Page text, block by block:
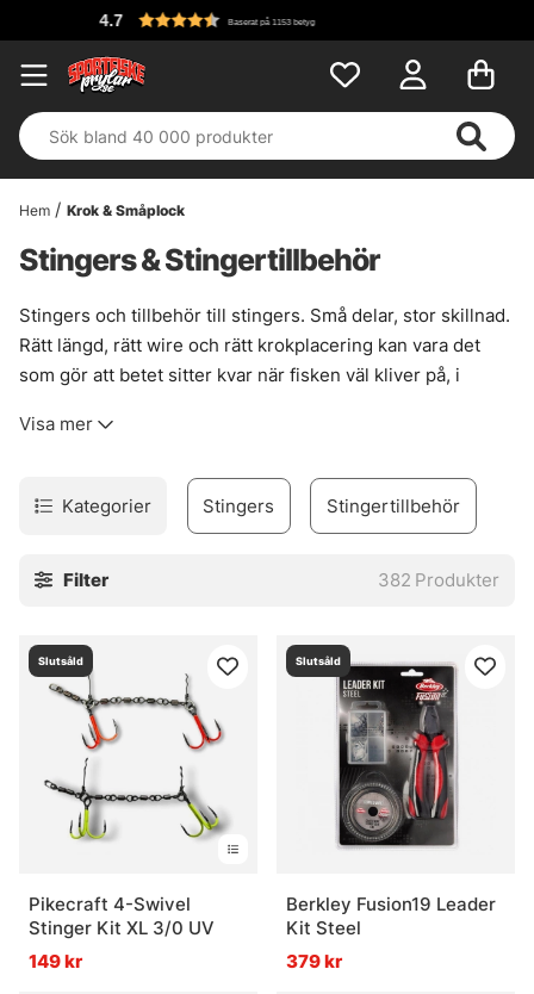
Baserat på 1153 betyg
Hem Krok & Småplock
Stingers & Stingertillbehör
Stingers och tillbehör till stingers. Små delar, stor skillnad.
Rätt längd, rätt wire och rätt krokplacering kan vara det
som gör att betet sitter kvar när fisken väl kliver på, i
färdiga lösningar för många vanliga beten, men också
finess.
För gäddfiske väljs ofta stingers i titanwire när hållbarhet
längre och blir därmed ett klokt val när fisket blir hårt och
material för den som vill anpassa känsla, vikt och
presentation mer noggrant. Lite pilligt ibland, men det är
så det är.
För den som vill bygga själv finns tillbehör som gör jobbet
enklare och mer kontrollerat. Komplettera med rätt
detaljer, så blir riggen både renare och mer pålitlig. Och
om valet känns snårigt går det bra att kika in och få hjälp
med hur delarna kan kombineras för just ditt bete och ditt
» Tillbaka till krok & småplock
Visa mer
Kategorier Stingers Stingertillbehör
Filter 382 Produkter
Slutsåld
Pikecraft 4-Swivel
Stinger Kit XL 3/0 UV
149 kr
Slutsåld
Berkley Fusion19 Leader
Kit Steel
379 kr